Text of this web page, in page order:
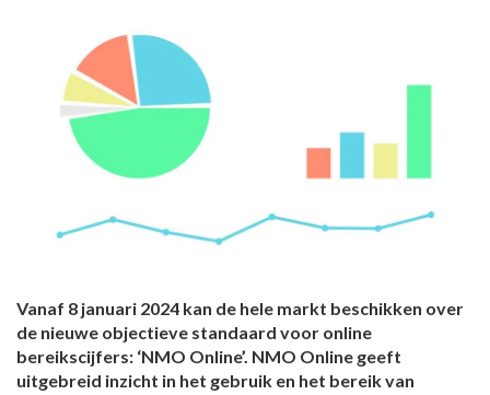
Vanaf 8 januari 2024 kan de hele markt beschikken over
de nieuwe objectieve standaard voor online
bereikscijfers: ‘NMO Online’. NMO Online geeft
uitgebreid inzicht in het gebruik en het bereik van